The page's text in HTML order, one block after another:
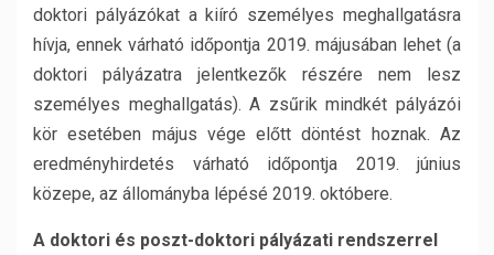
doktori pályázókat a kiíró személyes meghallgatásra
hívja, ennek várható időpontja 2019. májusában lehet (a
doktori pályázatra jelentkezők részére nem lesz
személyes meghallgatás). A zsűrik mindkét pályázói
kör esetében május vége előtt döntést hoznak. Az
eredményhirdetés várható időpontja 2019. június
közepe, az állományba lépésé 2019. októbere.
A doktori és poszt-doktori pályázati rendszerrel